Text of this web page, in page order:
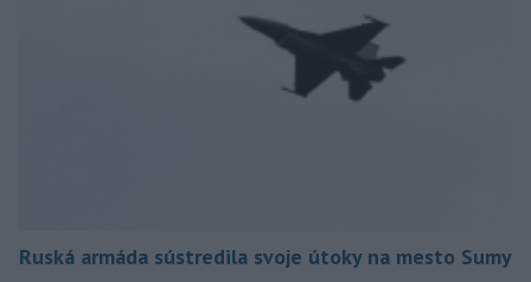
Ruská armáda sústredila svoje útoky na mesto Sumy